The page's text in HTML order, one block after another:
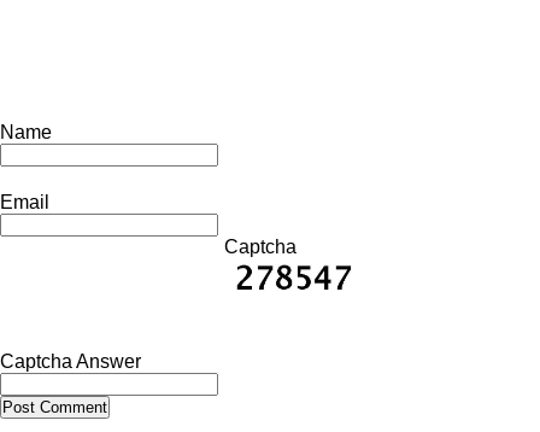
Name
Email
Captcha
Captcha Answer
Post Comment